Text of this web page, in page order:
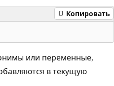
Копировать
или переменные,
в текущую